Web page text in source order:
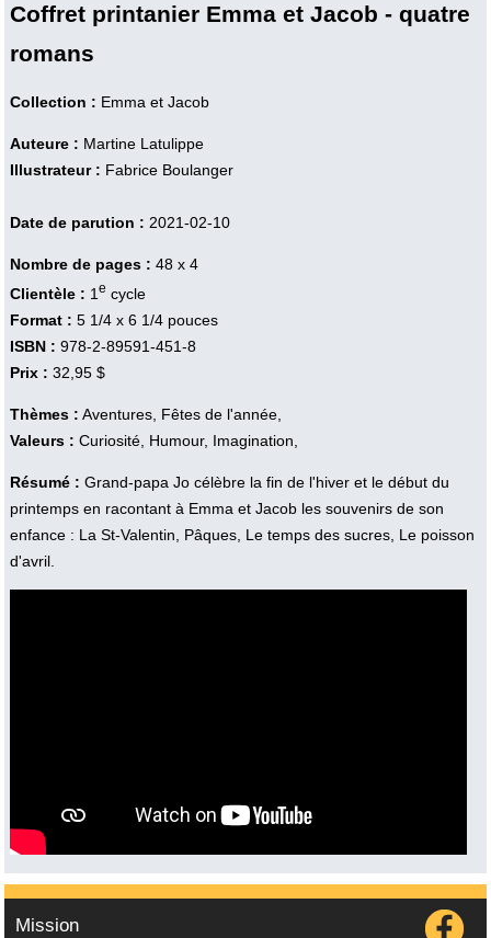
Coffret printanier Emma et Jacob - quatre
romans
Collection : Emma et Jacob
Auteure : Martine Latulippe
Illustrateur : Fabrice Boulanger
Date de parution : 2021-02-10
Nombre de pages : 48 x 4
Clientèle : 1 e cycle
Format : 5 1/4 x 6 1/4 pouces
ISBN : 978-2-89591-451-8
Prix : 32,95 $
Thèmes : Aventures, Fêtes de l'année,
Valeurs : Curiosité, Humour, Imagination,
Résumé : Grand-papa Jo célèbre la fin de l'hiver et le début du
printemps en racontant à Emma et Jacob les souvenirs de son
enfance : La St-Valentin, Pâques, Le temps des sucres, Le poisson
d'avril.
Mission